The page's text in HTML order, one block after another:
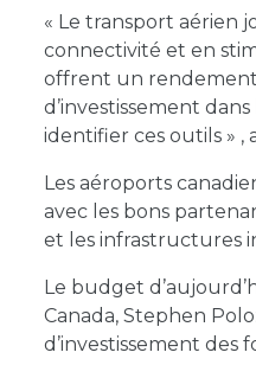
« Le transport aérien
connectivité et en
offrent un rendement
d’investissement
identifier ces outils » ,
Les aéroports
avec les bons
et les infrastructures
Le budget
Canada, Stephen
d’investissement des